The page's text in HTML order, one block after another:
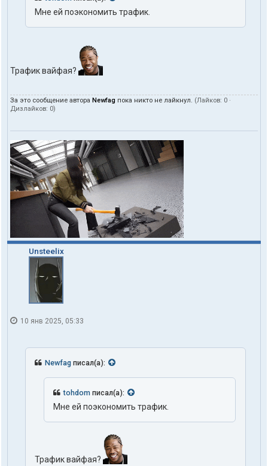
Мне ей поэкономить трафик.
Трафик вайфая?
За это сообщение автора Newfag пока никто не лайкнул. (Лайков: 0 ·
Дизлайков: 0)
Unsteelix
10 янв 2025, 05:33
Newfag писал(а):
tohdom писал(а):
Мне ей поэкономить трафик.
Трафик вайфая?